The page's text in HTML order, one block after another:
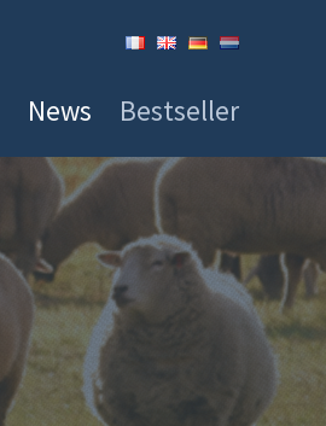
News Bestseller